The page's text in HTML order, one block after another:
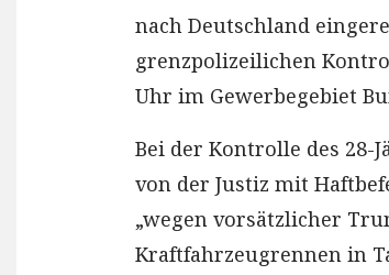
nach Deutschland
grenzpolizeilichen
Uhr im Gewerbegebiet
Bei der Kontrolle des 28-
von der Justiz mit
„wegen vorsätzlicher
Kraftfahrzeugrennen in